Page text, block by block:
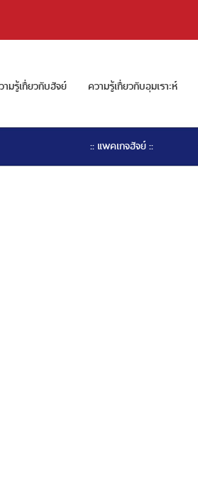
ามรู้เกี่ยวกับฮัจย์ ความรู้เกี่ยวกับอุมเราะห์
:: แพคเกจฮัจย์ ::